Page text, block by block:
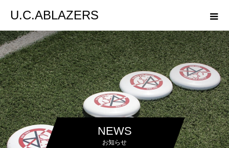
U.C.ABLAZERS
NEWS
お知らせ